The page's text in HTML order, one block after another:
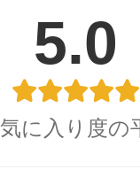
イン
スノー
5.0
に入り度の